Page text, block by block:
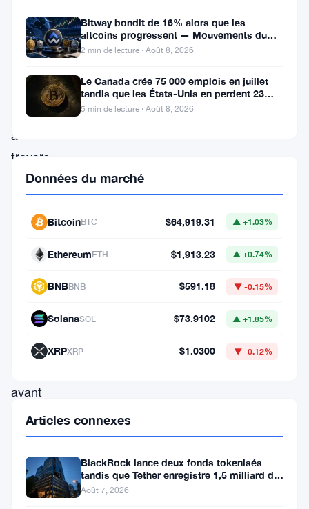
millions
Disparus
à
travers
les
chaînes,
couches
dans
avant
que
quiconque
puisse
les
Bitway bondit de 16% alors que les
altcoins progressent — Mouvements du
jour 8 août
2 min de lecture · Août 8, 2026
Le Canada crée 75 000 emplois en juillet
tandis que les États-Unis en perdent 23
000, Bitcoin reste à 65K
5 min de lecture · Août 8, 2026
Données du marché
BitcoinBTC $64,919.31 ▲ +1.03%
EthereumETH $1,913.23 ▲ +0.74%
BNBBNB $591.18 ▼ -0.15%
SolanaSOL $73.9102 ▲ +1.85%
XRPXRP $1.0300 ▼ -0.12%
Articles connexes
BlackRock lance deux fonds tokenisés
tandis que Tether enregistre 1,5 milliard de
bénéfices au T2
Août 7, 2026